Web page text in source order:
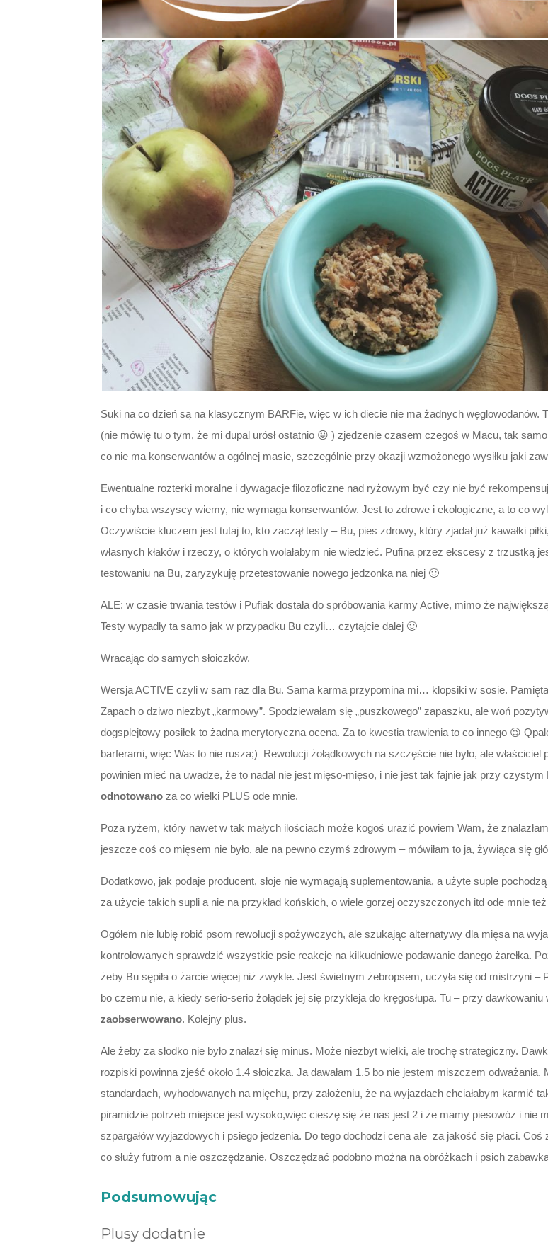
Suki na co dzień są na klasycznym BARFie, więc w ich diecie nie ma żadnych
(nie mówię tu o tym, że mi dupal urósł ostatnio 😛 ) zjedzenie czasem czegoś w Macu, tak
co nie ma konserwantów a ogólnej masie, szczególnie przy okazji wzmożonego wysiłku jaki
Ewentualne rozterki moralne i dywagacje filozoficzne nad ryżowym być czy nie być
i co chyba wszyscy wiemy, nie wymaga konserwantów. Jest to zdrowe i ekologiczne, a to co
Oczywiście kluczem jest tutaj to, kto zaczął testy – Bu, pies zdrowy, który zjadał już kawałki
własnych kłaków i rzeczy, o których wolałabym nie wiedzieć. Pufina przez ekscesy z trzustką
testowaniu na Bu, zaryzykuję przetestowanie nowego jedzonka na niej 🙂
ALE: w czasie trwania testów i Pufiak dostała do spróbowania karmy Active, mimo że
Testy wypadły ta samo jak w przypadku Bu czyli… czytajcie dalej 🙂
Wracając do samych słoiczków.
Wersja ACTIVE czyli w sam raz dla Bu. Sama karma przypomina mi… klopsiki w sosie.
Zapach o dziwo niezbyt „karmowy”. Spodziewałam się „puszkowego” zapaszku, ale woń
dogsplejtowy posiłek to żadna merytoryczna ocena. Za to kwestia trawienia to co innego 😉
barferami, więc Was to nie rusza;) Rewolucji żołądkowych na szczęście nie było, ale
powinien mieć na uwadze, że to nadal nie jest mięso-mięso, i nie jest tak fajnie jak przy
odnotowano za co wielki PLUS ode mnie.
Poza ryżem, który nawet w tak małych ilościach może kogoś urazić powiem Wam, że
jeszcze coś co mięsem nie było, ale na pewno czymś zdrowym – mówiłam to ja, żywiąca się
Dodatkowo, jak podaje producent, słoje nie wymagają suplementowania, a użyte suple
za użycie takich supli a nie na przykład końskich, o wiele gorzej oczyszczonych itd ode mnie
Ogółem nie lubię robić psom rewolucji spożywczych, ale szukając alternatywy dla mięsa na
kontrolowanych sprawdzić wszystkie psie reakcje na kilkudniowe podawanie danego żarełka.
żeby Bu sępiła o żarcie więcej niż zwykle. Jest świetnym żebropsem, uczyła się od mistrzyni
bo czemu nie, a kiedy serio-serio żołądek jej się przykleja do kręgosłupa. Tu – przy dawkowaniu
zaobserwowano. Kolejny plus.
Ale żeby za słodko nie było znalazł się minus. Może niezbyt wielki, ale trochę strategiczny.
rozpiski powinna zjeść około 1.4 słoiczka. Ja dawałam 1.5 bo nie jestem miszczem
standardach, wyhodowanych na mięchu, przy założeniu, że na wyjazdach chciałabym karmić
piramidzie potrzeb miejsce jest wysoko,więc cieszę się że nas jest 2 i że mamy piesowóz i nie
szpargałów wyjazdowych i psiego jedzenia. Do tego dochodzi cena ale za jakość się płaci.
co służy futrom a nie oszczędzanie. Oszczędzać podobno można na obróżkach i psich
Podsumowując
Plusy dodatnie